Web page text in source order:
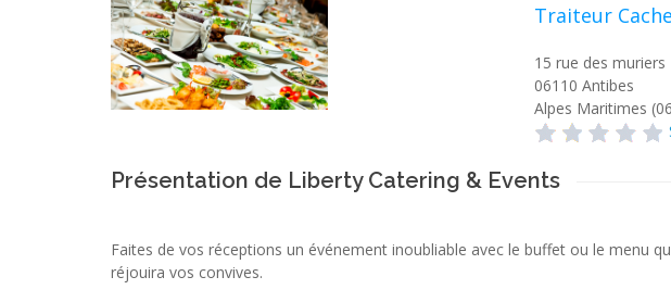
Traiteur
15 rue des muriers
06110 Antibes
Alpes Maritimes
Présentation de Liberty Catering & Events
Faites de vos réceptions un événement inoubliable avec le buffet ou le menu
réjouira vos convives.